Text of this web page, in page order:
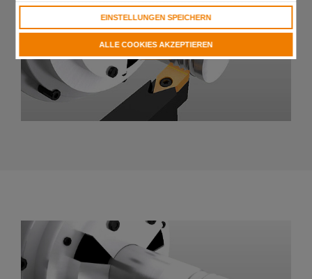
EINSTELLUNGEN SPEICHERN
ALLE COOKIES AKZEPTIEREN